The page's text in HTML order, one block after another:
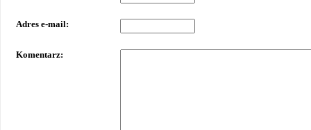
Adres e-mail:
Komentarz: